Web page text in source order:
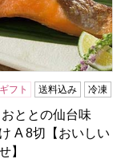
フト 送料込み 冷凍
ととの仙台味
A 8切【おいしい
】